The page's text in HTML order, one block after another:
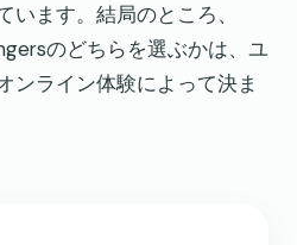
います。結局のところ、
のどちらを選ぶかは、ユ
ンライン体験によって決ま